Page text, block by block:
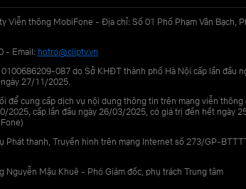
Viễn thông MobiFone - Địa chỉ: Số 01 Phố Phạm Văn Bạch,
- Email: hotro@cliptv.vn
087 do Sở KHĐT thành phố Hà Nội cấp lần đầu
27/11/2025.
để cung cấp dịch vụ nội dung thông tin trên mạng viễn thông
2025, cấp lần đầu ngày 26/03/2025, có giá trị đến hết ngày
Phát thanh, Truyền hình trên mạng Internet số 273/GP-
Nguyễn Mậu Khuê - Phó Giám đốc, phụ trách Trung tâm